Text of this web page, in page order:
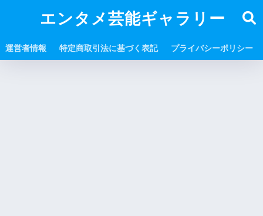
エンタメ芸能ギャラリー
運営者情報 特定商取引法に基づく表記 プライバシーポリシー